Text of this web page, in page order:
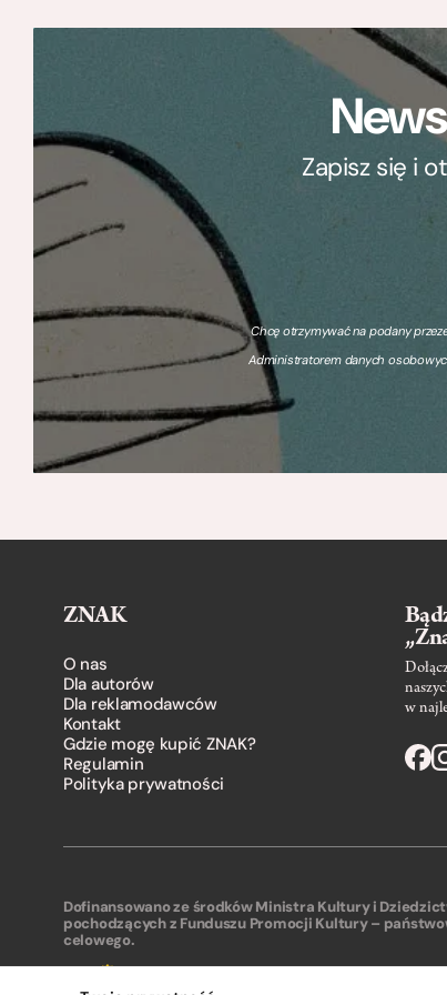
Zapisz się i
Chcę otrzymywać na podany
Administratorem danych
ZNAK
O nas
Dla autorów
Dla reklamodawców
Kontakt
Gdzie mogę kupić ZNAK?
Regulamin
Polityka prywatności
w
Dofinansowano ze środków Ministra Kultury i
pochodzących z Funduszu Promocji Kultury –
celowego.